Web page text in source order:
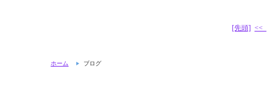
[先頭] <<
ホーム ブログ